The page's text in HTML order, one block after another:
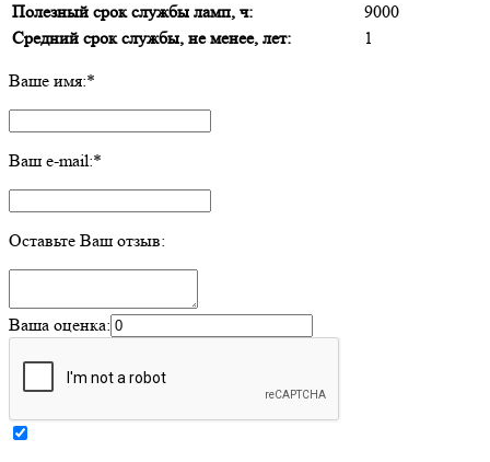
Полезный срок службы ламп, ч:
9000
Средний срок службы, не менее, лет:
1
Ваше имя:*
Ваш e-mail:*
Оставьте Ваш отзыв:
Ваша оценка: